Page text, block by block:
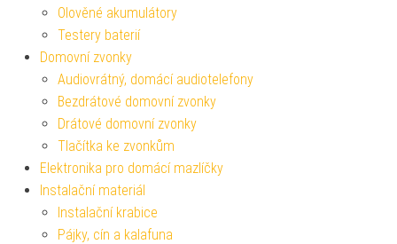
Olověné akumulátory
Testery baterií
Domovní zvonky
Audiovrátný, domácí audiotelefony
Bezdrátové domovní zvonky
Drátové domovní zvonky
Tlačítka ke zvonkům
Elektronika pro domácí mazlíčky
Instalační materiál
Instalační krabice
Pájky, cín a kalafuna